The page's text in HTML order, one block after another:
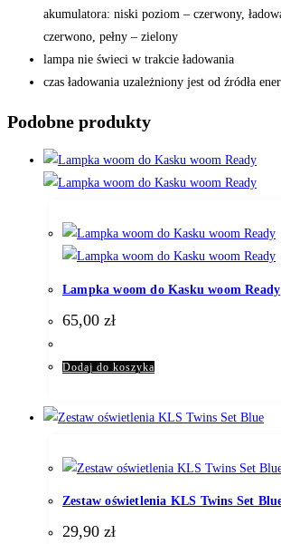
akumulatora: niski poziom – czerwony,
czerwono, pełny – zielony
lampa nie świeci w trakcie ładowania
czas ładowania uzależniony jest od źródła
Podobne produkty
Lampka woom do Kasku woom Ready
65,00 zł
Dodaj do koszyka
Zestaw oświetlenia KLS Twins Set
29,90 zł